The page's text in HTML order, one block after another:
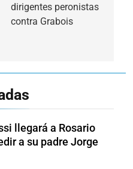
dirigentes peronistas
contra Grabois
llegará a Rosario
a su padre Jorge